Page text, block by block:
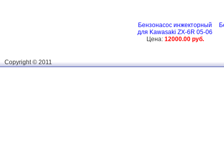
Бензонасос инжекторный
для Kawasaki ZX-6R 05-06
Цена: 12000.00 руб.
Сopyright © 2011